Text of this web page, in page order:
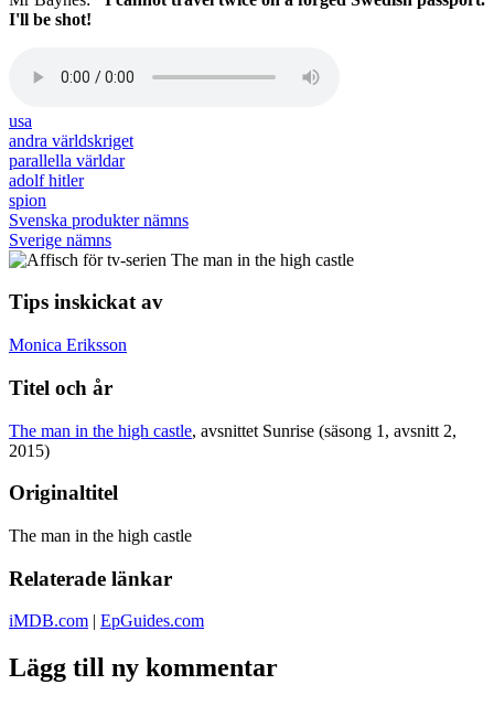
I'll be shot!
usa
andra världskriget
parallella världar
adolf hitler
spion
Svenska produkter nämns
Sverige nämns
Tips inskickat av
Monica Eriksson
Titel och år
The man in the high castle, avsnittet Sunrise (säsong 1, avsnitt 2,
2015)
Originaltitel
The man in the high castle
Relaterade länkar
iMDB.com EpGuides.com
Lägg till ny kommentar